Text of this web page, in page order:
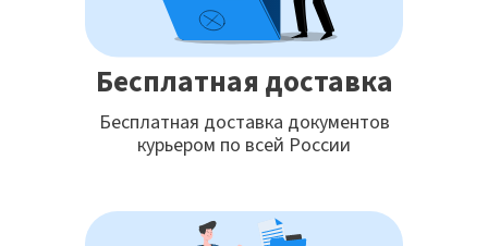
Бесплатная доставка
Бесплатная доставка документов
курьером по всей России